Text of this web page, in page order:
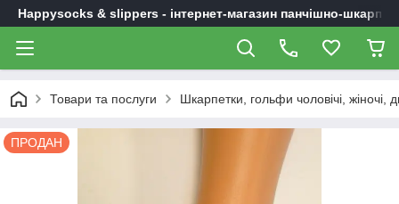
Happysocks & slippers - інтернет-магазин панчішно-
Товари та послуги Шкарпетки, гольфи чоловічі, жіночі,
ПРОДАН